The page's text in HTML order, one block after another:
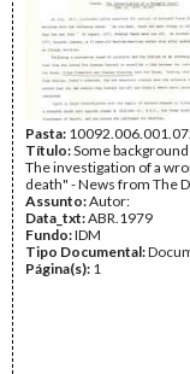
Pasta:
Título:Some
The investigation of a
death" - News from The
Assunto:Autor:
Data_txt:ABR.1979
Fundo:IDM
Tipo Documental:
Página(s): 1